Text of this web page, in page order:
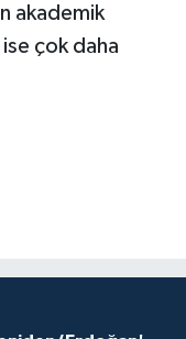
akademik
çok daha